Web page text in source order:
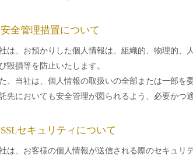
全管理措置について
は、お預かりした個人情報は、組織的、物理的、
毀損等を防止いたします。
、当社は、個人情報の取扱いの全部または一部を
先においても安全管理が図られるよう、必要かつ
セキュリティについて
は、お客様の個人情報が送信される際のセキュ